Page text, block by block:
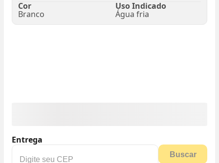
Cor
Branco
Uso Indicado
Água fria
Entrega
Buscar